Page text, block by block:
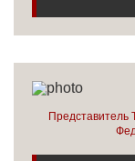
Представитель